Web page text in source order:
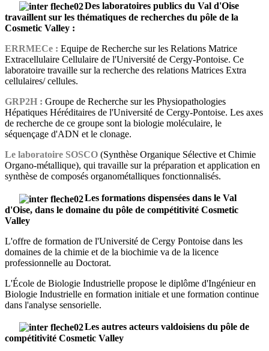
Des laboratoires publics du Val d'Oise
travaillent sur les thématiques de recherches du pôle de la
Cosmetic Valley :
ERRMECe : Equipe de Recherche sur les Relations Matrice
Extracellulaire Cellulaire de l'Université de Cergy-Pontoise. Ce
laboratoire travaille sur la recherche des relations Matrices Extra
cellulaires/ cellules.
GRP2H : Groupe de Recherche sur les Physiopathologies
Hépatiques Héréditaires de l'Université de Cergy-Pontoise. Les axes
de recherche de ce groupe sont la biologie moléculaire, le
séquençage d'ADN et le clonage.
Le laboratoire SOSCO (Synthèse Organique Sélective et Chimie
Organo-métallique), qui travaille sur la préparation et application en
synthèse de composés organométalliques fonctionnalisés.
Les formations dispensées dans le Val
d'Oise, dans le domaine du pôle de compétitivité Cosmetic
Valley
L'offre de formation de l'Université de Cergy Pontoise dans les
domaines de la chimie et de la biochimie va de la licence
professionnelle au Doctorat.
L'École de Biologie Industrielle propose le diplôme d'Ingénieur en
Biologie Industrielle en formation initiale et une formation continue
dans l'analyse sensorielle.
Les autres acteurs valdoisiens du pôle de
compétitivité Cosmetic Valley